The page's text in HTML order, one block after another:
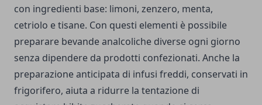
con ingredienti base: limoni, zenzero, menta,
cetriolo e tisane. Con questi elementi è possibile
preparare bevande analcoliche diverse ogni giorno
senza dipendere da prodotti confezionati. Anche la
preparazione anticipata di infusi freddi, conservati in
frigorifero, aiuta a ridurre la tentazione di